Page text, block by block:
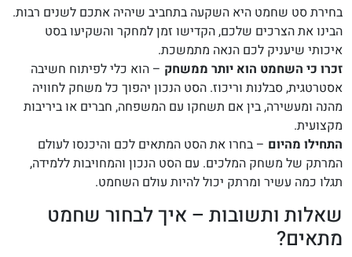
בחירת סט שחמט היא השקעה בתחביב שיהיה אתכם לשנים רבות.
הבינו את הצרכים שלכם, הקדישו זמן למחקר והשקיעו בסט
איכותי שיעניק לכם הנאה מתמשכת.
זכרו כי השחמט הוא יותר ממשחק – הוא כלי לפיתוח חשיבה
אסטרטגית, סבלנות וריכוז. הסט הנכון יהפוך כל משחק לחוויה
מהנה ומעשירה, בין אם תשחקו עם המשפחה, חברים או ביריבות
מקצועית.
התחילו מהיום – בחרו את הסט המתאים לכם והיכנסו לעולם
המרתק של משחק המלכים. עם הסט הנכון והמחויבות ללמידה,
תגלו כמה עשיר ומרתק יכול להיות עולם השחמט.
שאלות ותשובות – איך לבחור שחמט
מתאים?